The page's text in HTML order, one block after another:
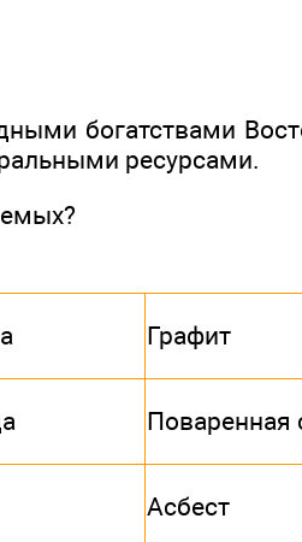
богатствами
ресурсами.
Графит
Поваренная
Асбест